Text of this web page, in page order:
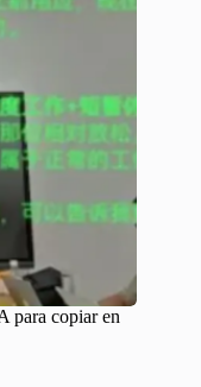
para copiar en